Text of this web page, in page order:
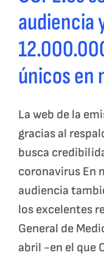
audiencia
únicos en
La web de la
gracias al
busca
coronavirus En
audiencia
los excelentes
General de
abril -en el que